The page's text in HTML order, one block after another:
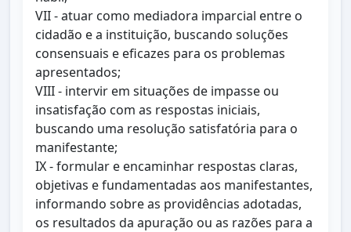
VII - atuar como mediadora imparcial entre o
cidadão e a instituição, buscando soluções
consensuais e eficazes para os problemas
apresentados;
VIII - intervir em situações de impasse ou
insatisfação com as respostas iniciais,
buscando uma resolução satisfatória para o
manifestante;
IX - formular e encaminhar respostas claras,
objetivas e fundamentadas aos manifestantes,
informando sobre as providências adotadas,
os resultados da apuração ou as razões para a